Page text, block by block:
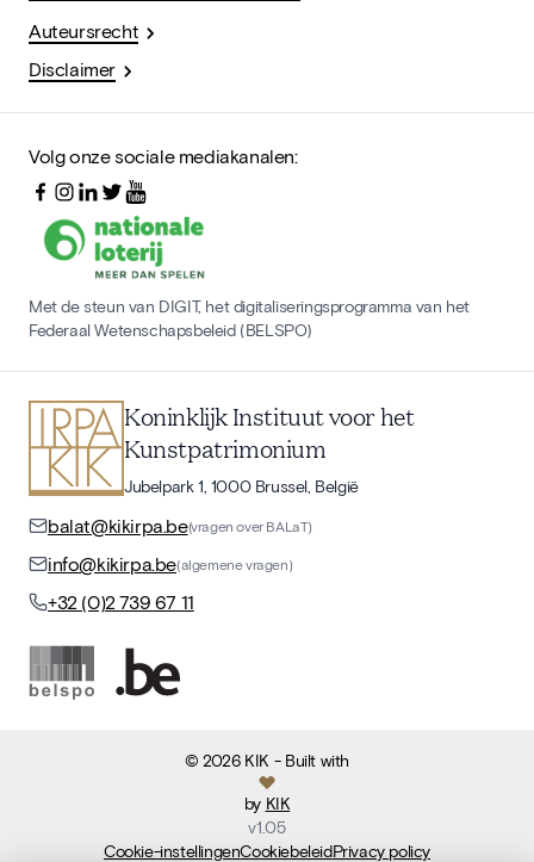
Auteursrecht
Disclaimer
Volg onze sociale mediakanalen:
Met de steun van DIGIT, het digitaliseringsprogramma van het
Federaal Wetenschapsbeleid (BELSPO)
Koninklijk Instituut voor het
Kunstpatrimonium
Jubelpark 1, 1000 Brussel, België
balat@kikirpa.be(vragen over BALaT)
info@kikirpa.be(algemene vragen)
+32 (0)2 739 67 11
©2026 KIK - Built with
by KIK
v1.05
Cookie-instellingenCookiebeleidPrivacy policy